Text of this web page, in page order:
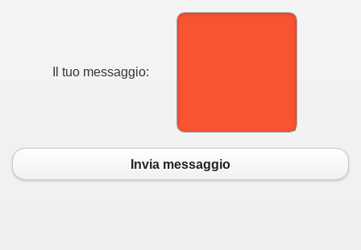
Il tuo messaggio:
Invia messaggio